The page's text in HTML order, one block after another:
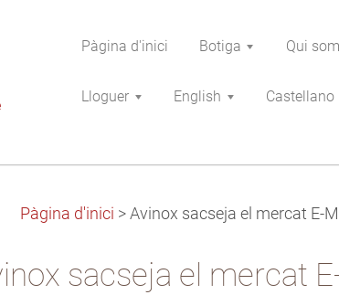
Pàgina d'inici Botiga Qui
Lloguer English Castellano
Pàgina d'inici > Avinox sacseja el mercat E-
sacseja el mercat